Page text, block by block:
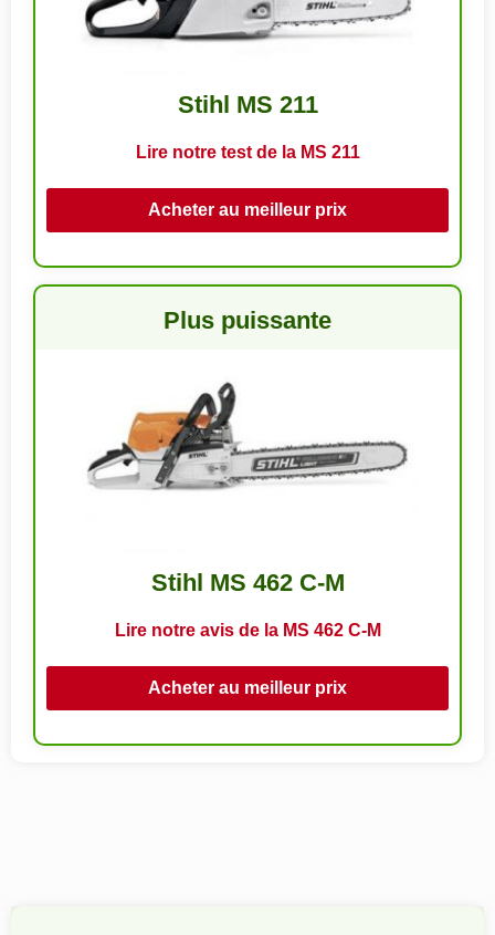
Stihl MS 211
Lire notre test de la MS 211
Acheter au meilleur prix
Plus puissante
Stihl MS 462 C-M
Lire notre avis de la MS 462 C-M
Acheter au meilleur prix